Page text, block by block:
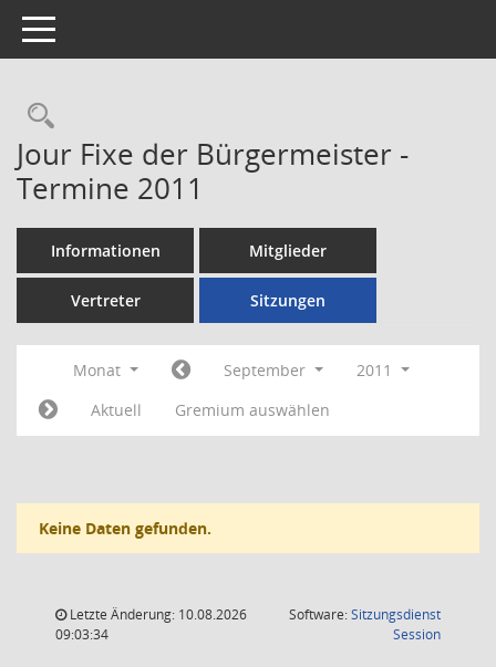
Toggle navigation
Rechercheauswahl
Jour Fixe der Bürgermeister -
Termine 2011
Informationen Mitglieder
Vertreter Sitzungen
Monat September
2011
Aktuell
Gremium auswählen
Keine Daten gefunden.
Letzte Änderung: 10.08.2026
09:03:34
Software:Sitzungsdienst
Session(Wird in